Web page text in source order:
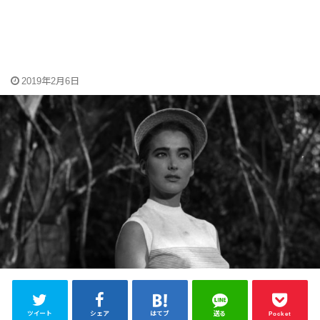
2019年2月6日
ツイート シェア はてブ 送る Pocket